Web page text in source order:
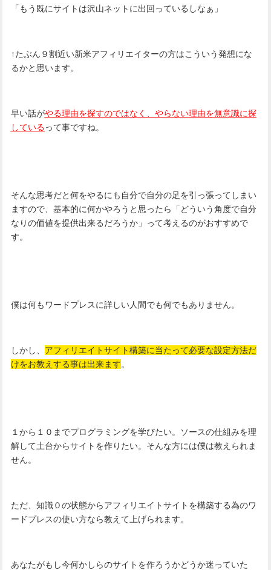
「もう既にサイトは沢山ネットに出回っているしなぁ」
↑たぶん９割近い新米アフィリエイターの方はこういう発想にな
るかと思います。
早い話がやる理由を探すのではなく、やらない理由を無意識に探
しているって事ですね。
そんな思考だと何をやるにも自分で自分の足を引っ張ってしまい
ますので、基本的に何かやろうと思ったら「どういう角度で自分
なりの価値を提供出来るだろうか」って考えるのがおすすめで
す。
僕は何もワードプレスに詳しい人間でも何でもありません。
しかし、 アフィリエイトサイト構築に当たって必要な設定方法だ
けをお教えする事は出来ます。
１から１０までプログラミングを学びたい。ソースの仕組みを理
解して土台からサイトを作りたい。そんな方には僕は教えられま
せん。
ただ、知識０の状態からアフィリエイトサイトを構築する為のワ
ードプレスの使い方なら教えて上げられます。
あなたがもし今何かしらのサイトを作ろうかどうか迷っていた